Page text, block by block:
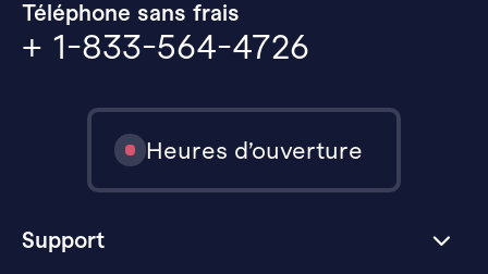
Téléphone sans frais
+ 1-833-564-4726
Heures d’ouverture
Support